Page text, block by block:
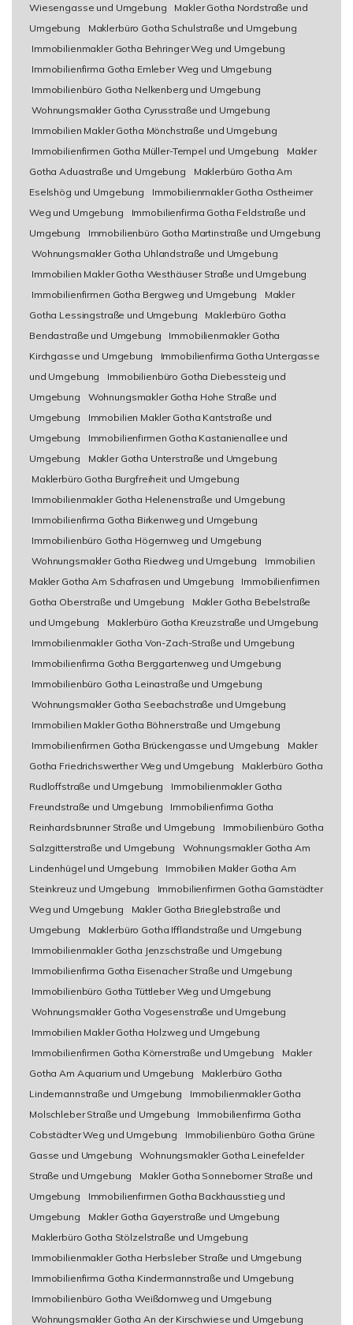
Wiesengasse und Umgebung
Makler Gotha Nordstraße und
Umgebung
Maklerbüro Gotha Schulstraße und Umgebung
Immobilienmakler Gotha Behringer Weg und Umgebung
Immobilienfirma Gotha Emleber Weg und Umgebung
Immobilienbüro Gotha Nelkenberg und Umgebung
Wohnungsmakler Gotha Cyrusstraße und Umgebung
Immobilien Makler Gotha Mönchstraße und Umgebung
Immobilienfirmen Gotha Müller-Tempel und Umgebung
Makler
Gotha Aduastraße und Umgebung
Maklerbüro Gotha Am
Eselshög und Umgebung
Immobilienmakler Gotha Ostheimer
Weg und Umgebung
Immobilienfirma Gotha Feldstraße und
Umgebung
Immobilienbüro Gotha Martinstraße und Umgebung
Wohnungsmakler Gotha Uhlandstraße und Umgebung
Immobilien Makler Gotha Westhäuser Straße und Umgebung
Immobilienfirmen Gotha Bergweg und Umgebung
Makler
Gotha Lessingstraße und Umgebung
Maklerbüro Gotha
Bendastraße und Umgebung
Immobilienmakler Gotha
Kirchgasse und Umgebung
Immobilienfirma Gotha Untergasse
und Umgebung
Immobilienbüro Gotha Diebessteig und
Umgebung
Wohnungsmakler Gotha Hohe Straße und
Umgebung
Immobilien Makler Gotha Kantstraße und
Umgebung
Immobilienfirmen Gotha Kastanienallee und
Umgebung
Makler Gotha Unterstraße und Umgebung
Maklerbüro Gotha Burgfreiheit und Umgebung
Immobilienmakler Gotha Helenenstraße und Umgebung
Immobilienfirma Gotha Birkenweg und Umgebung
Immobilienbüro Gotha Högernweg und Umgebung
Wohnungsmakler Gotha Riedweg und Umgebung
Immobilien
Makler Gotha Am Schafrasen und Umgebung
Immobilienfirmen
Gotha Oberstraße und Umgebung
Makler Gotha Bebelstraße
und Umgebung
Maklerbüro Gotha Kreuzstraße und Umgebung
Immobilienmakler Gotha Von-Zach-Straße und Umgebung
Immobilienfirma Gotha Berggartenweg und Umgebung
Immobilienbüro Gotha Leinastraße und Umgebung
Wohnungsmakler Gotha Seebachstraße und Umgebung
Immobilien Makler Gotha Böhnerstraße und Umgebung
Immobilienfirmen Gotha Brückengasse und Umgebung
Makler
Gotha Friedrichswerther Weg und Umgebung
Maklerbüro Gotha
Rudloffstraße und Umgebung
Immobilienmakler Gotha
Freundstraße und Umgebung
Immobilienfirma Gotha
Reinhardsbrunner Straße und Umgebung
Immobilienbüro Gotha
Salzgitterstraße und Umgebung
Wohnungsmakler Gotha Am
Lindenhügel und Umgebung
Immobilien Makler Gotha Am
Steinkreuz und Umgebung
Immobilienfirmen Gotha Gamstädter
Weg und Umgebung
Makler Gotha Brieglebstraße und
Umgebung
Maklerbüro Gotha Ifflandstraße und Umgebung
Immobilienmakler Gotha Jenzschstraße und Umgebung
Immobilienfirma Gotha Eisenacher Straße und Umgebung
Immobilienbüro Gotha Tüttleber Weg und Umgebung
Wohnungsmakler Gotha Vogesenstraße und Umgebung
Immobilien Makler Gotha Holzweg und Umgebung
Immobilienfirmen Gotha Körnerstraße und Umgebung
Makler
Gotha Am Aquarium und Umgebung
Maklerbüro Gotha
Lindemannstraße und Umgebung
Immobilienmakler Gotha
Molschleber Straße und Umgebung
Immobilienfirma Gotha
Cobstädter Weg und Umgebung
Immobilienbüro Gotha Grüne
Gasse und Umgebung
Wohnungsmakler Gotha Leinefelder
Straße und Umgebung
Makler Gotha Sonneborner Straße und
Umgebung
Immobilienfirmen Gotha Backhausstieg und
Umgebung
Makler Gotha Gayerstraße und Umgebung
Maklerbüro Gotha Stölzelstraße und Umgebung
Immobilienmakler Gotha Herbsleber Straße und Umgebung
Immobilienfirma Gotha Kindermannstraße und Umgebung
Immobilienbüro Gotha Weißdornweg und Umgebung
Wohnungsmakler Gotha An der Kirschwiese und Umgebung